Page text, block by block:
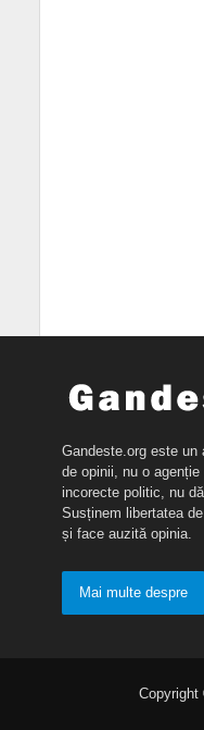
Gandeste.org este un
de opinii, nu o
incorecte politic, nu
Susținem libertatea
și face auzită opinia.
Mai multe despre
Copyright